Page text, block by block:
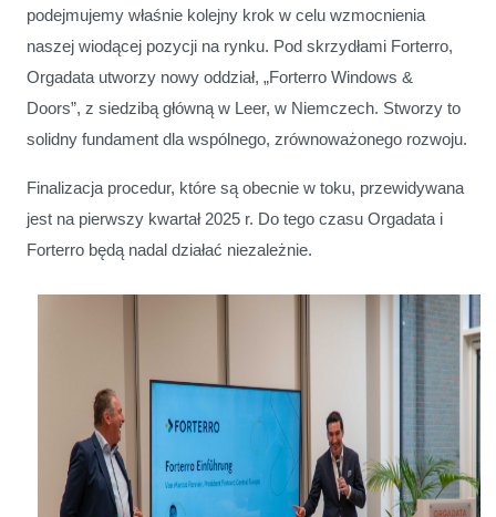
podejmujemy właśnie kolejny krok w celu wzmocnienia
naszej wiodącej pozycji na rynku. Pod skrzydłami Forterro,
Orgadata utworzy nowy oddział, „Forterro Windows &
Doors”, z siedzibą główną w Leer, w Niemczech. Stworzy to
solidny fundament dla wspólnego, zrównoważonego rozwoju.
Finalizacja procedur, które są obecnie w toku, przewidywana
jest na pierwszy kwartał 2025 r. Do tego czasu Orgadata i
Forterro będą nadal działać niezależnie.